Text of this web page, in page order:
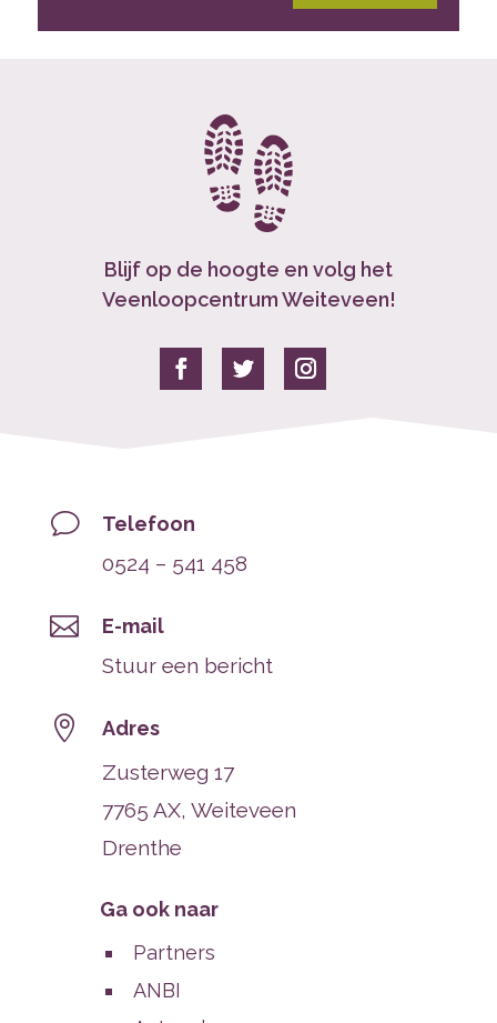
Blijf op de hoogte en volg het
Veenloopcentrum Weiteveen!
v Telefoon
0524 – 541 458
 E-mail
Stuur een bericht
 Adres
Zusterweg 17
7765 AX, Weiteveen
Drenthe
Ga ook naar
Partners
ANBI